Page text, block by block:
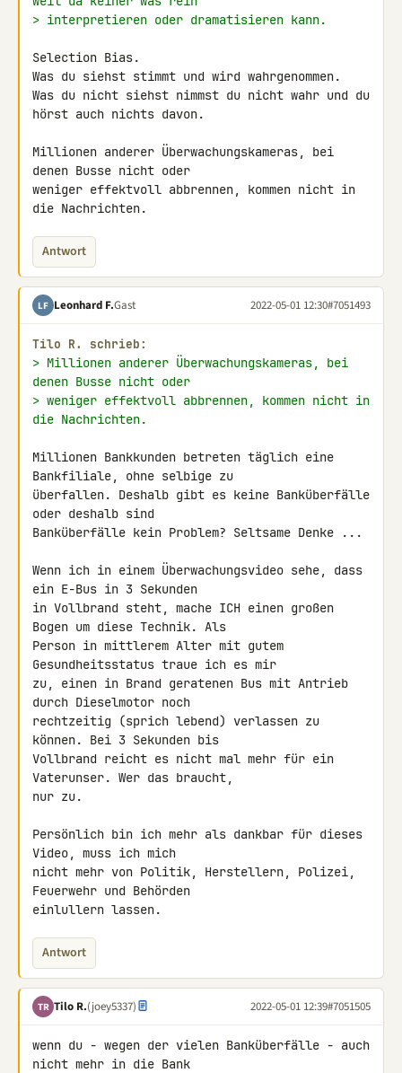
> interpretieren oder dramatisieren kann.
Selection Bias.
Was du siehst stimmt und wird wahrgenommen.
Was du nicht siehst nimmst du nicht wahr und du
hörst auch nichts davon.
Millionen anderer Überwachungskameras, bei
denen Busse nicht oder
weniger effektvoll abbrennen, kommen nicht in
die Nachrichten.
Antwort
LF Leonhard F.Gast 2022-05-01 12:30#7051493
Tilo R. schrieb:
> Millionen anderer Überwachungskameras, bei
denen Busse nicht oder
> weniger effektvoll abbrennen, kommen nicht in
die Nachrichten.
Millionen Bankkunden betreten täglich eine
Bankfiliale, ohne selbige zu
überfallen. Deshalb gibt es keine Banküberfälle
oder deshalb sind
Banküberfälle kein Problem? Seltsame Denke ...
Wenn ich in einem Überwachungsvideo sehe, dass
ein E-Bus in 3 Sekunden
in Vollbrand steht, mache ICH einen großen
Bogen um diese Technik. Als
Person in mittlerem Alter mit gutem
Gesundheitsstatus traue ich es mir
zu, einen in Brand geratenen Bus mit Antrieb
durch Dieselmotor noch
rechtzeitig (sprich lebend) verlassen zu
können. Bei 3 Sekunden bis
Vollbrand reicht es nicht mal mehr für ein
Vaterunser. Wer das braucht,
nur zu.
Persönlich bin ich mehr als dankbar für dieses
Video, muss ich mich
nicht mehr von Politik, Herstellern, Polizei,
Feuerwehr und Behörden
einlullern lassen.
Antwort
TR Tilo R.(joey5337) 2022-05-01 12:39#7051505
wenn du - wegen der vielen Banküberfälle - auch
nicht mehr in die Bank